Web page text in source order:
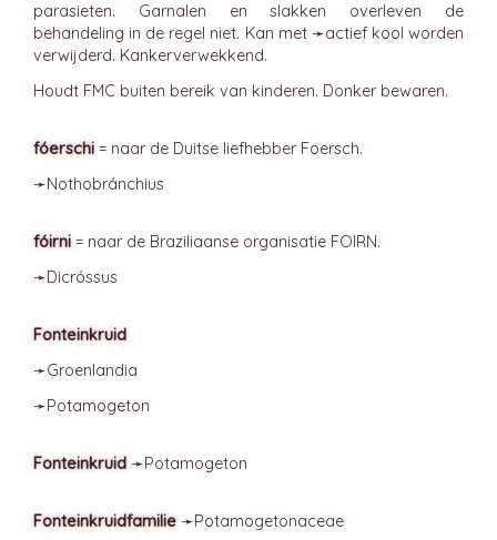
parasieten. Garnalen en slakken overleven de
behandeling in de regel niet. Kan met ➛actief kool worden
verwijderd. Kankerverwekkend.
Houdt FMC buiten bereik van kinderen. Donker bewaren.
fóerschi = naar de Duitse liefhebber Foersch.
➛Nothobránchius
fóirni = naar de Braziliaanse organisatie FOIRN.
➛Dicróssus
Fonteinkruid
➛Groenlandia
➛Potamogeton
Fonteinkruid ➛Potamogeton
Fonteinkruidfamilie ➛Potamogetonaceae